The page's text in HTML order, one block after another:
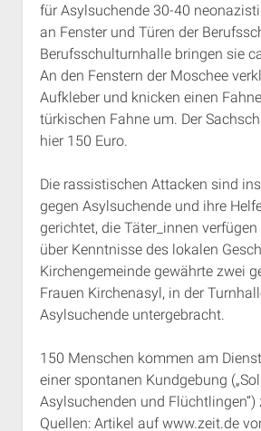
für Asylsuchende 30-40
an Fenster und Türen der
Berufsschulturnhalle bringen sie
An den Fenstern der Moschee
Aufkleber und knicken einen
türkischen Fahne um. Der
hier 150 Euro.
Die rassistischen Attacken sind
gegen Asylsuchende und ihre
gerichtet, die Täter_innen
über Kenntnisse des lokalen
Kirchengemeinde gewährte zwei
Frauen Kirchenasyl, in der
Asylsuchende untergebracht.
150 Menschen kommen am
einer spontanen Kundgebung
Asylsuchenden und Flüchtlingen“)
Quellen: Artikel auf www.zeit.de